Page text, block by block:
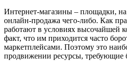
Интернет-магазины – площадки,
онлайн-продажа чего-либо. Как
работают в условиях высочайшей
факт, что им приходится часто
маркетплейсами. Поэтому это
продвижении ресурсы, требующие